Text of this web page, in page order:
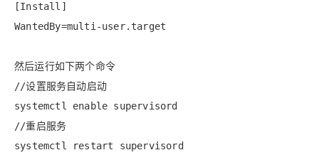
[Install]
WantedBy=multi-user.target
然后运行如下两个命令
//设置服务自动启动
systemctl enable supervisord
//重启服务
systemctl restart supervisord